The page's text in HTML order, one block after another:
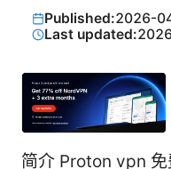
Published:2026-
Last updated:
简介 Proton vpn